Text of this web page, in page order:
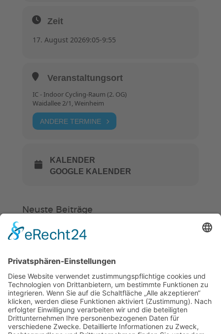
Zeit
17. August 20269:05-9:55
Veranstaltungsort
IC - Indoor Cycling-Raum (2. OG)
Waidallee 2/1, Weinheim
ANDERE TERMINE
KALENDER
GOOGLE KALENDER
Neuste Beiträge
Verein
ab 13 Uhr geschlossen
„Am Ende bekommt jeder ein
Schwimmabzeichen“